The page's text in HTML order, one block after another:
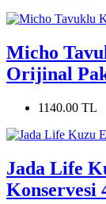
Micho
Orijinal
1140.00 TL
Jada Life
Konservesi